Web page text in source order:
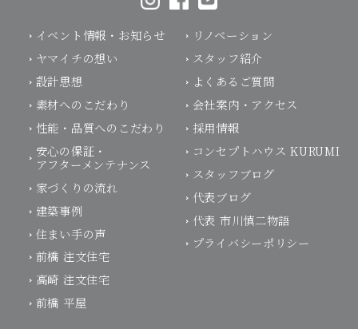
イベント情報・お知らせ
ヤマイチの想い
設計思想
素材へのこだわり
性能・品質へのこだわり
安心の保証・
アフターメンテナンス
家づくりの流れ
建築事例
住まい手の声
前橋 注文住宅
高崎 注文住宅
前橋 平屋
リノベーション
スタッフ紹介
よくあるご質問
会社案内・アクセス
採用情報
コンセプトハウス KURUMI
スタッフブログ
代表ブログ
代表 市川慎二物語
プライバシーポリシー